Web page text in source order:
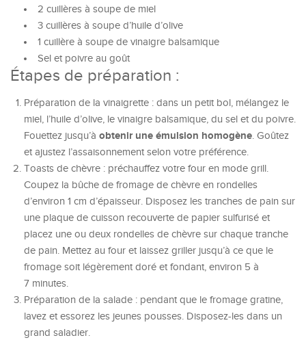
2 cuillères à soupe de miel
3 cuillères à soupe d’huile d’olive
1 cuillère à soupe de vinaigre balsamique
Sel et poivre au goût
Étapes de préparation :
Préparation de la vinaigrette : dans un petit bol, mélangez le
miel, l’huile d’olive, le vinaigre balsamique, du sel et du poivre.
Fouettez jusqu’à obtenir une émulsion homogène. Goûtez
et ajustez l’assaisonnement selon votre préférence.
Toasts de chèvre : préchauffez votre four en mode grill.
Coupez la bûche de fromage de chèvre en rondelles
d’environ 1 cm d’épaisseur. Disposez les tranches de pain sur
une plaque de cuisson recouverte de papier sulfurisé et
placez une ou deux rondelles de chèvre sur chaque tranche
de pain. Mettez au four et laissez griller jusqu’à ce que le
fromage soit légèrement doré et fondant, environ 5 à
7 minutes.
Préparation de la salade : pendant que le fromage gratine,
lavez et essorez les jeunes pousses. Disposez-les dans un
grand saladier.